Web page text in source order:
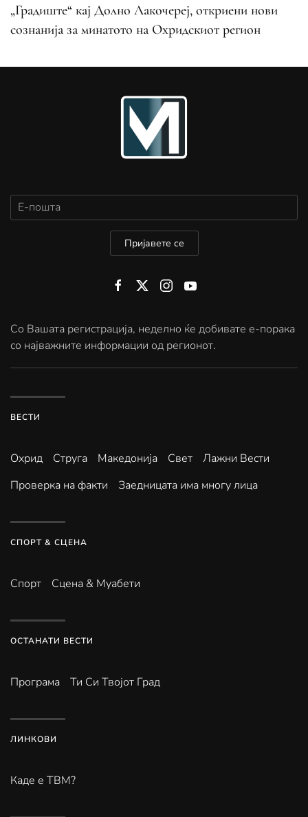
„Градиште“ кај Долно Лакочереј, откриени нови
сознанија за минатото на Охридскиот регион
Пријавете се
Со Вашата регистрација, неделно ќе добивате е-порака
со најважните информации од регионот.
ВЕСТИ
Охрид Струга Македонија Свет
Лажни Вести
Проверка на факти
Заедницата има многу лица
СПОРТ & СЦЕНА
Спорт Сцена & Муабети
ОСТАНАТИ ВЕСТИ
Програма Ти Си Твојот Град
ЛИНКОВИ
Каде е ТВМ?